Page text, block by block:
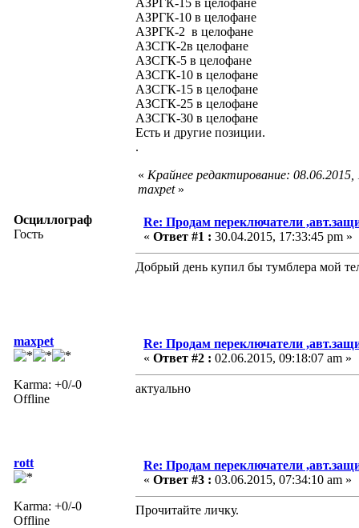
АЗРГК-10 в целофане
АЗРГК-2 в целофане
АЗСГК-2в целофане
АЗСГК-5 в целофане
АЗСГК-10 в целофане
АЗСГК-15 в целофане
АЗСГК-25 в целофане
АЗСГК-30 в целофане
Есть и другие позиции.
.
« Крайнее редактирование:
maxpet»
Осциллограф
Гость
Re: Продам переключатели
« Ответ #1 : 30.04.2015, 17:33:45 pm »
Добрый день купил бы тумблера мой
maxpet
Karma: +0/-0
Offline
Re: Продам переключатели
« Ответ #2 : 02.06.2015, 09:18:07 am »
актуально
rott
Karma: +0/-0
Offline
Re: Продам переключатели
« Ответ #3 : 03.06.2015, 07:34:10 am »
Прочитайте личку.